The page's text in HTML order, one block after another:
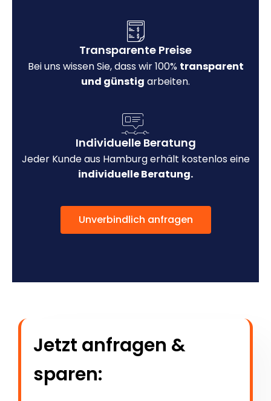
Transparente Preise
Bei uns wissen Sie, dass wir 100% transparent
und günstig arbeiten.
Individuelle Beratung
Jeder Kunde aus Hamburg erhält kostenlos eine
individuelle Beratung.
Unverbindlich anfragen
Jetzt anfragen &
sparen: